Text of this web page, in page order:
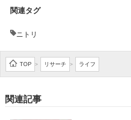
企業向けIT製品の総合サイト
製造業のIT導入・活用を支援
関連タグ
ニトリ
TOP > リサーチ > ライフ
関連記事